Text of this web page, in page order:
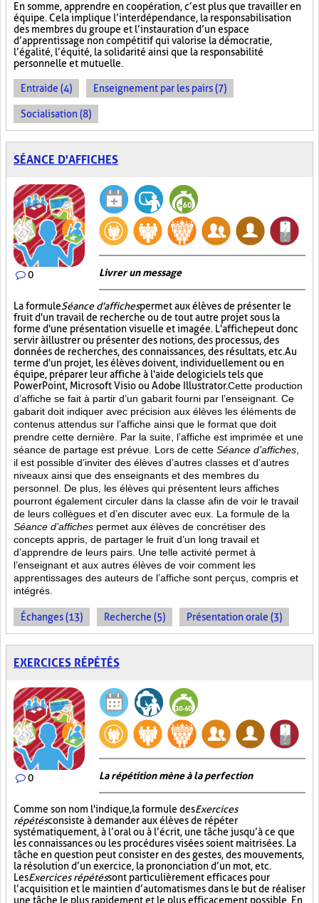
En somme, apprendre en coopération, c’est plus que travailler en
équipe. Cela implique l’interdépendance, la responsabilisation
des membres du groupe et l’instauration d’un espace
d’apprentissage non compétitif qui valorise la démocratie,
l’égalité, l’équité, la solidarité ainsi que la responsabilité
personnelle et mutuelle.
Entraide (4) Enseignement par les pairs (7)
Socialisation (8)
SÉANCE D'AFFICHES
0 Livrer un message
La formuleSéance d'affichespermet aux élèves de présenter le
fruit d'un travail de recherche ou de tout autre projet sous la
forme d'une présentation visuelle et imagée. L'affichepeut donc
servir à illustrer ou présenter des notions, des processus, des
données de recherches, des connaissances, des résultats, etc. Au
terme d'un projet, les élèves doivent, individuellement ou en
équipe, préparer leur affiche à l'aide de logiciels tels que
PowerPoint, Microsoft Visio ou Adobe Illustrator.Cette production
d’affiche se fait à partir d’un gabarit fourni par l’enseignant. Ce
gabarit doit indiquer avec précision aux élèves les éléments de
contenus attendus sur l’affiche ainsi que le format que doit
prendre cette dernière. Par la suite, l’affiche est imprimée et une
séance de partage est prévue. Lors de cette Séance d’affiches
il est possible d’inviter des élèves d’autres classes et d’autres
niveaux ainsi que des enseignants et des membres du
personnel. De plus, les élèves qui présentent leurs affiches
pourront également circuler dans la classe afin de voir le travail
de leurs collègues et d’en discuter avec eux. La formule de la
Séance d’affiches permet aux élèves de concrétiser des
concepts appris, de partager le fruit d’un long travail et
d’apprendre de leurs pairs. Une telle activité permet à
l’enseignant et aux autres élèves de voir comment les
apprentissages des auteurs de l’affiche sont perçus, compris et
intégrés.
Échanges (13) Recherche (5) Présentation orale (3)
EXERCICES RÉPÉTÉS
0 La répétition mène à la perfection
Comme son nom l'indique, la formule desExercices
répétésconsiste à demander aux élèves de répéter
systématiquement, à l’oral ou à l’écrit, une tâche jusqu’à ce que
les connaissances ou les procédures visées soient maitrisées. La
tâche en question peut consister en des gestes, des mouvements,
la résolution d’un exercice, la prononciation d’un mot, etc.
LesExercices répétéssont particulièrement efficaces pour
l’acquisition et le maintien d’automatismes dans le but de réaliser
une tâche le plus rapidement et le plus efficacement possible. En